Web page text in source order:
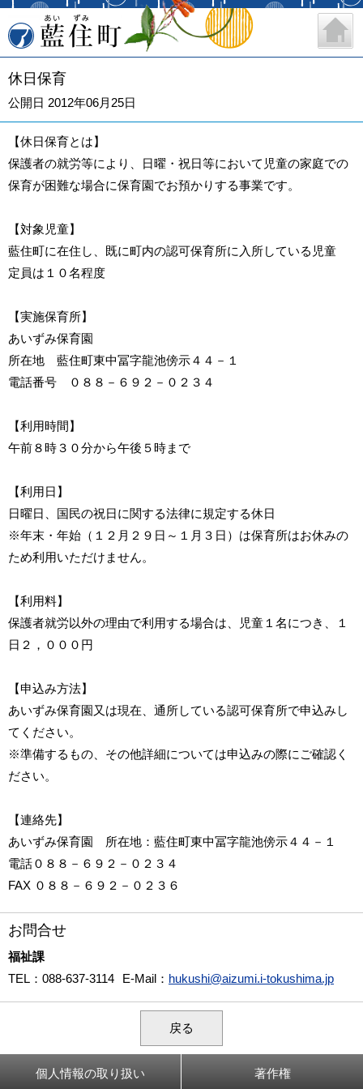
藍住町
休日保育
公開日 2012年06月25日
【休日保育とは】
保護者の就労等により、日曜・祝日等において児童の家庭での
保育が困難な場合に保育園でお預かりする事業です。
【対象児童】
藍住町に在住し、既に町内の認可保育所に入所している児童
定員は１０名程度
【実施保育所】
あいずみ保育園
所在地 藍住町東中冨字龍池傍示４４－１
電話番号 ０８８－６９２－０２３４
【利用時間】
午前８時３０分から午後５時まで
【利用日】
日曜日、国民の祝日に関する法律に規定する休日
※年末・年始（１２月２９日～１月３日）は保育所はお休みの
ため利用いただけません。
【利用料】
保護者就労以外の理由で利用する場合は、児童１名につき、１
日２，０００円
【申込み方法】
あいずみ保育園又は現在、通所している認可保育所で申込みし
てください。
※準備するもの、その他詳細については申込みの際にご確認く
ださい。
【連絡先】
あいずみ保育園 所在地：藍住町東中冨字龍池傍示４４－１
電話０８８－６９２－０２３４
FAX ０８８－６９２－０２３６
お問合せ
福祉課
TEL ：088-637-3114 E-Mail ： hukushi@aizumi.i-tokushima.jp
戻る
個人情報の取り扱い 著作権